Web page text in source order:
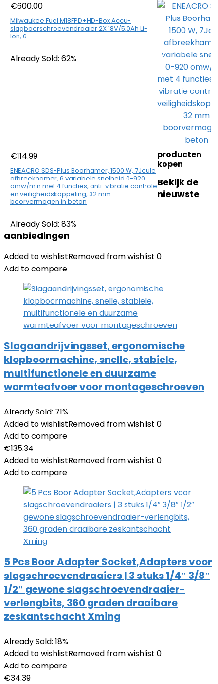
€600.00
Milwaukee Fuel M18FPD+HD-Box Accu-
slagboorschroevendraaier 2X 18V/5,0Ah Li-
Ion, 6
Already Sold: 62%
€114.99
ENEACRO SDS-Plus Boorhamer, 1500 W, 7Joule
afbreekhamer, 6 variabele snelheid 0-920
omw/min met 4 functies, anti-vibratie controle
en veiligheidskoppeling, 32 mm
boorvermogen in beton
Already Sold: 83%
producten
kopen
Bekijk de
nieuwste
aanbiedingen
Added to wishlistRemoved from wishlist 0
Add to compare
Slagaandrijvingsset, ergonomische
klopboormachine, snelle, stabiele,
multifunctionele en duurzame
warmteafvoer voor montageschroeven
Already Sold: 71%
Added to wishlistRemoved from wishlist 0
Add to compare
€135.34
Added to wishlistRemoved from wishlist 0
Add to compare
5 Pcs Boor Adapter Socket,Adapters voor
slagschroevendraaiers | 3 stuks 1/4″ 3/8″
1/2″ gewone slagschroevendraaier-
verlengbits, 360 graden draaibare
zeskantschacht Xming
Already Sold: 18%
Added to wishlistRemoved from wishlist 0
Add to compare
€34.39